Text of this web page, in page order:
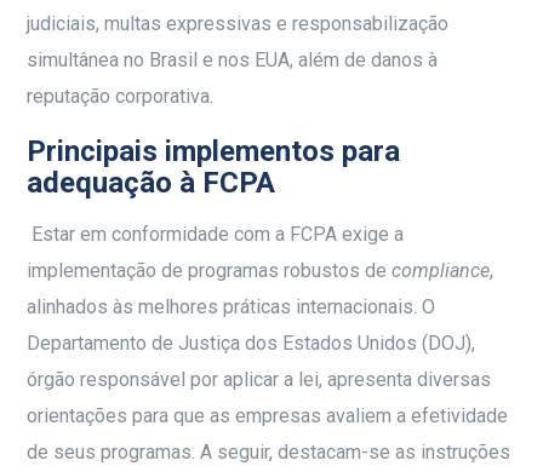
judiciais, multas expressivas e responsabilização
simultânea no Brasil e nos EUA, além de danos à
reputação corporativa.
Principais implementos para
adequação à FCPA
Estar em conformidade com a FCPA exige a
implementação de programas robustos decompliance,
alinhados às melhores práticas internacionais. O
Departamento de Justiça dos Estados Unidos (DOJ),
órgão responsável por aplicar a lei, apresenta diversas
orientações para que as empresas avaliem a efetividade
de seus programas. A seguir, destacam-se as instruções